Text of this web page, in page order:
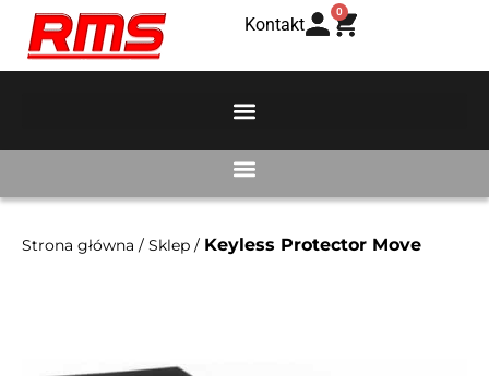
Kontakt
0
Strona główna / Sklep / Keyless Protector Move